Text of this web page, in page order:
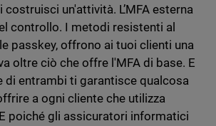
un'attività. L’MFA esterna
controllo. I metodi resistenti al
passkey, offrono ai tuoi clienti una
oltre ciò che offre l'MFA di base. E
di entrambi ti garantisce qualcosa
a ogni cliente che utilizza
poiché gli assicuratori informatici